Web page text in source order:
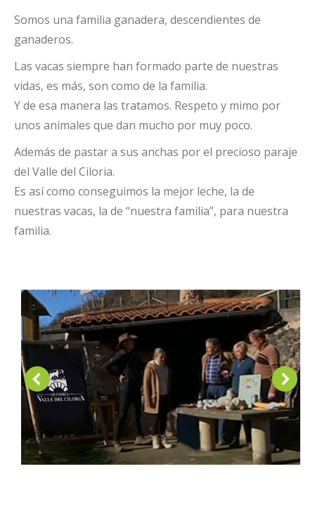
Somos una familia ganadera, descendientes de
ganaderos.
Las vacas siempre han formado parte de nuestras
vidas, es más, son como de la familia.
Y de esa manera las tratamos. Respeto y mimo por
unos animales que dan mucho por muy poco.
Además de pastar a sus anchas por el precioso paraje
del Valle del Ciloria.
Es así como conseguimos la mejor leche, la de
nuestras vacas, la de “nuestra familia”, para nuestra
familia.